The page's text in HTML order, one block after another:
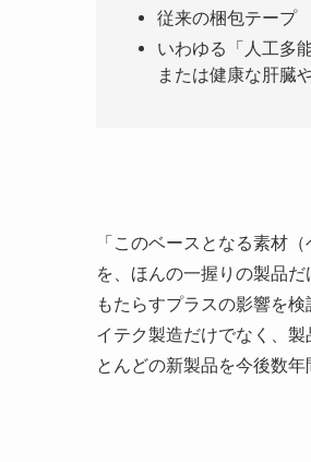
従来の梱包テープ
いわゆる「人工多
または健康な肝臓
「このベースとなる素材
を、ほんの一握りの製品
もたらすプラスの影響を
イテク製造だけでなく、
とんどの新製品を今後数年